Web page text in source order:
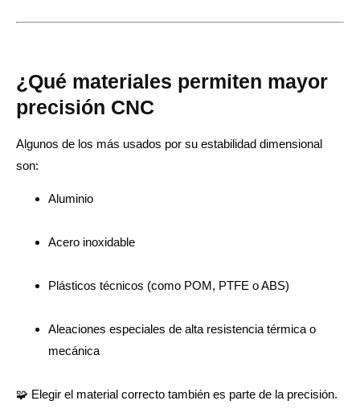
¿Qué materiales permiten mayor
precisión CNC
Algunos de los más usados por su estabilidad dimensional
son:
Aluminio
Acero inoxidable
Plásticos técnicos (como POM, PTFE o ABS)
Aleaciones especiales de alta resistencia térmica o
mecánica
🧩 Elegir el material correcto también es parte de la precisión.